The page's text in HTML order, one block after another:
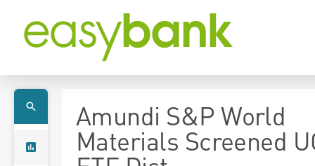
Amundi S&P World
Materials Screened